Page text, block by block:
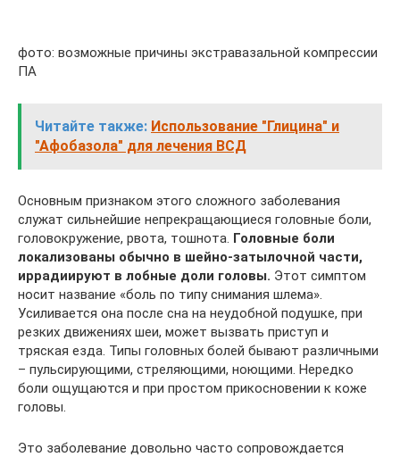
фото: возможные причины экстравазальной компрессии
ПА
Читайте также: Использование "Глицина" и
"Афобазола" для лечения ВСД
Основным признаком этого сложного заболевания
служат сильнейшие непрекращающиеся головные боли,
головокружение, рвота, тошнота. Головные боли
локализованы обычно в шейно-затылочной части,
иррадиируют в лобные доли головы. Этот симптом
носит название «боль по типу снимания шлема».
Усиливается она после сна на неудобной подушке, при
резких движениях шеи, может вызвать приступ и
тряская езда. Типы головных болей бывают различными
– пульсирующими, стреляющими, ноющими. Нередко
боли ощущаются и при простом прикосновении к коже
головы.
Это заболевание довольно часто сопровождается